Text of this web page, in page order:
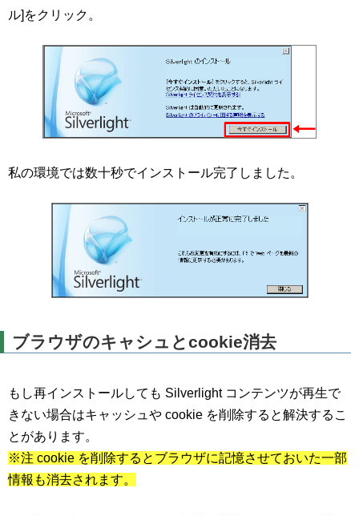
ル]をクリック。
私の環境では数十秒でインストール完了しました。
ブラウザのキャシュとcookie消去
もし再インストールしても Silverlight コンテンツが再生で
きない場合はキャッシュや cookie を削除すると解決するこ
とがあります。
※注 cookie を削除するとブラウザに記憶させておいた一部
情報も消去されます。